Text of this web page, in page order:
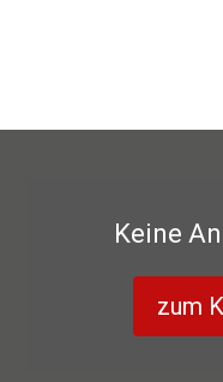
Keine
zum